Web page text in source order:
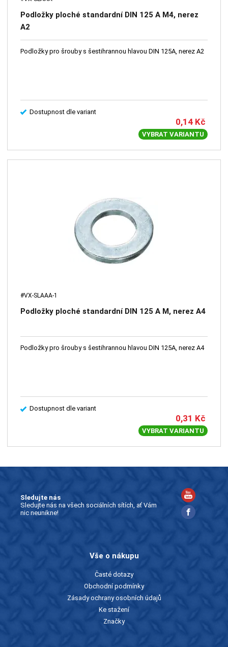
Podložky ploché standardní DIN 125 A M4, nerez
A2
Podložky pro šrouby s šestihrannou hlavou DIN 125A, nerez A2
Dostupnost dle variant
0,14 Kč
VYBRAT VARIANTU
#VX-SLAAA-1
Podložky ploché standardní DIN 125 A M, nerez A4
Podložky pro šrouby s šestihrannou hlavou DIN 125A, nerez A4
Dostupnost dle variant
0,31 Kč
VYBRAT VARIANTU
Sledujte nás
Sledujte nás na všech sociálních sítích, ať Vám
nic neunikne!
Vše o nákupu
Časté dotazy
Obchodní podmínky
Zásady ochrany osobních údajů
Ke stažení
Značky